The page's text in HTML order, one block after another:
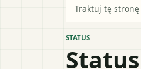
Traktuj tę stronę
STATUS